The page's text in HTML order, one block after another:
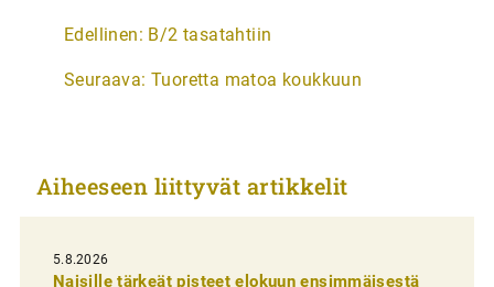
A
t
k
e
l
Edellinen: B/2 tasatahtiin
Seuraava: Tuoretta matoa koukkuun
Aiheeseen liittyvät artikkelit
5.8.2026
Naisille tärkeät pisteet elokuun ensimmäisestä